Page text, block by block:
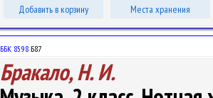
Добавить в корзину Места хранения
ББК 85.98 Б87
Бракало, Н. И.